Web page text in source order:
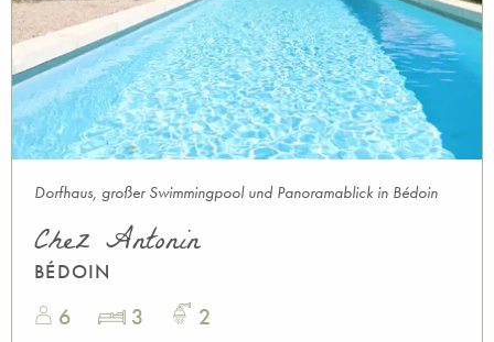
Dorfhaus, großer Swimmingpool und Panoramablick in Bédoin
Chez Antonin
BÉDOIN
6 3 2